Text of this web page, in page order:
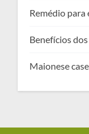
Remédio para
Benefícios
Maionese